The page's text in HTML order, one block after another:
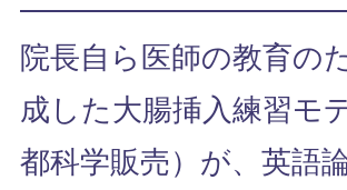
院長自ら医師の教育の
成した大腸挿入練習モ
都科学販売）が、英語